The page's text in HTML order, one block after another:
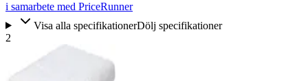
i samarbete med PriceRunner
Visa alla specifikationerDölj specifikationer
2